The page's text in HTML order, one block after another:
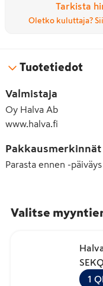
Tarkista
Oletko kuluttaja?
Tuotetiedot
Valmistaja
Oy Halva Ab
www.halva.fi
Pakkausmerkinnät
Parasta ennen -päiväys
Valitse
1